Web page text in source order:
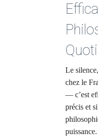
Le
chez le
— c’est
précis et